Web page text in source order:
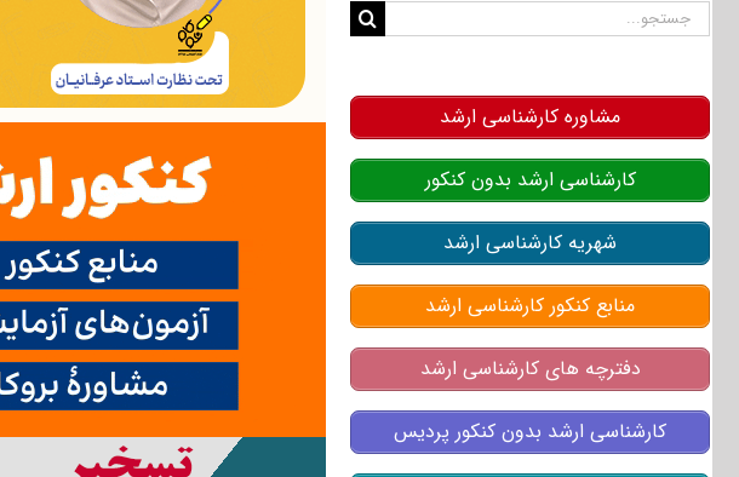
جستجو
مشاوره کارشناسی ارشد
کارشناسی ارشد بدون کنکور
شهریه کارشناسی ارشد
منابع کنکور کارشناسی ارشد
دفترچه های کارشناسی ارشد
کارشناسی ارشد بدون کنکور پردیس